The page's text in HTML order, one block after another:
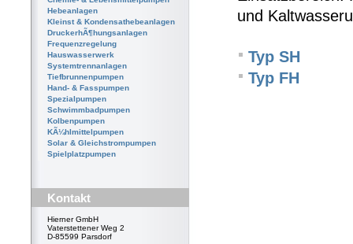
Hebeanlagen
Kleinst & Kondensathebeanlagen
DruckerhÃ¶hungsanlagen
Frequenzregelung
Hauswasserwerk
Systemtrennanlagen
Tiefbrunnenpumpen
Hand- & Fasspumpen
Spezialpumpen
Schwimmbadpumpen
Kolbenpumpen
KÃ¼hlmittelpumpen
Solar & Gleichstrompumpen
Spielplatzpumpen
Kontakt
Hierner GmbH
Vaterstettener Weg 2
D-85599 Parsdorf
und
Typ SH
Typ FH